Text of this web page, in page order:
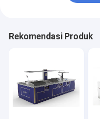
Rekomendasi Produk